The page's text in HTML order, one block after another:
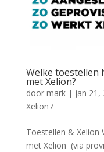
Welke toestellen
met Xelion?
door mark| jan 21,
Xelion7
Toestellen & Xelion
met Xelion (via